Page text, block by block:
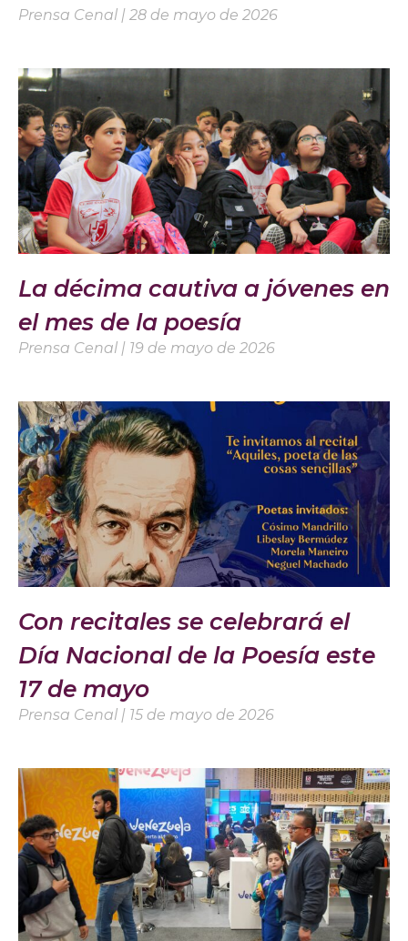
Prensa Cenal 28 de mayo de 2026
La décima cautiva a jóvenes en
el mes de la poesía
Prensa Cenal 19 de mayo de 2026
Con recitales se celebrará el
Día Nacional de la Poesía este
17 de mayo
Prensa Cenal 15 de mayo de 2026